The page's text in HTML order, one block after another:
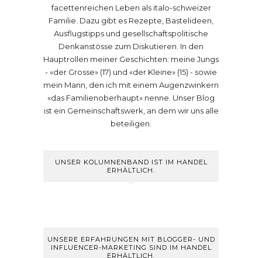
facettenreichen Leben als italo-schweizer
Familie. Dazu gibt es Rezepte, Bastelideen,
Ausflugstipps und gesellschaftspolitische
Denkanstösse zum Diskutieren. In den
Hauptrollen meiner Geschichten: meine Jungs
- «der Grosse» (17) und «der Kleine» (15) - sowie
mein Mann, den ich mit einem Augenzwinkern
«das Familienoberhaupt» nenne. Unser Blog
ist ein Gemeinschaftswerk, an dem wir uns alle
beteiligen.
UNSER KOLUMNENBAND IST IM HANDEL
ERHÄLTLICH.
UNSERE ERFAHRUNGEN MIT BLOGGER- UND
INFLUENCER-MARKETING SIND IM HANDEL
ERHÄLTLICH.